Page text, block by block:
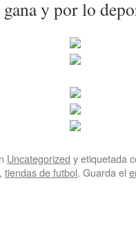
gana y por lo
Uncategorized y etiquetada
, tiendas de futbol. Guarda el